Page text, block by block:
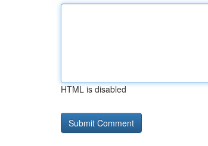
HTML is disabled